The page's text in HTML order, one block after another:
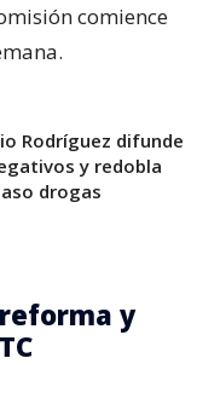
comience
Rodríguez difunde
y redobla
drogas
y